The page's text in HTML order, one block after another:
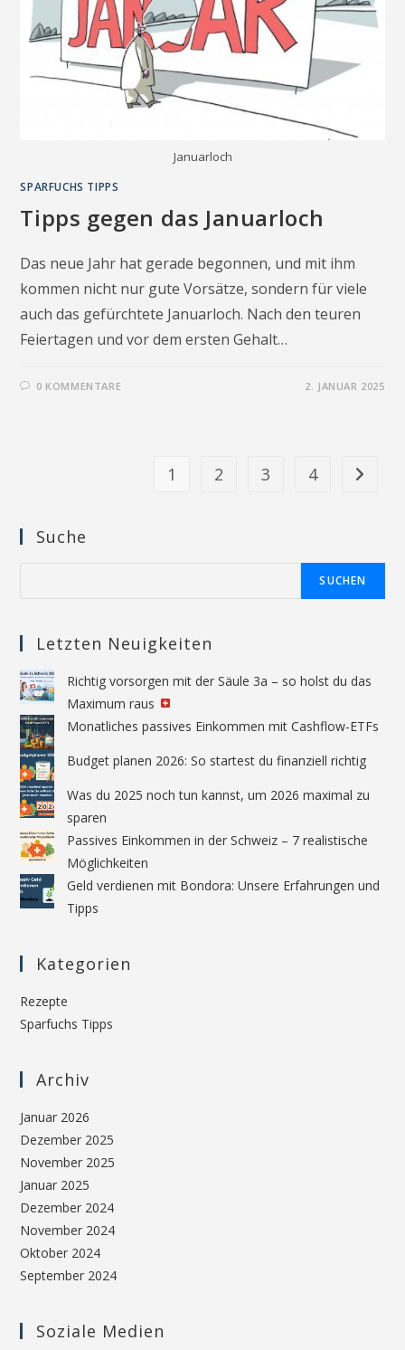
Januarloch
SPARFUCHS TIPPS
Tipps gegen das Januarloch
Das neue Jahr hat gerade begonnen, und mit ihm
kommen nicht nur gute Vorsätze, sondern für viele
auch das gefürchtete Januarloch. Nach den teuren
Feiertagen und vor dem ersten Gehalt…
0 KOMMENTARE 2. JANUAR 2025
1 2 3 4 Gehe
Suche
SUCHEN
Letzten Neuigkeiten
Richtig vorsorgen mit der Säule 3a – so holst du das
Maximum raus
Monatliches passives Einkommen mit Cashflow-ETFs
Budget planen 2026: So startest du finanziell richtig
Was du 2025 noch tun kannst, um 2026 maximal zu
sparen
Passives Einkommen in der Schweiz – 7 realistische
Möglichkeiten
Geld verdienen mit Bondora: Unsere Erfahrungen und
Tipps
Kategorien
Rezepte
Sparfuchs Tipps
Archiv
Januar 2026
Dezember 2025
November 2025
Januar 2025
Dezember 2024
November 2024
Oktober 2024
September 2024
Soziale Medien